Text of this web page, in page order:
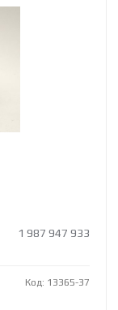
1 987 947 933
Код: 13365-37